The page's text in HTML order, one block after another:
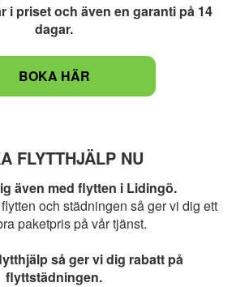
i priset och även en garanti på 14
dagar.
BOKA HÄR
FLYTTHJÄLP NU
även med flytten i Lidingö.
och städningen så ger vi dig ett
paketpris på vår tjänst.
så ger vi dig rabatt på
flyttstädningen.